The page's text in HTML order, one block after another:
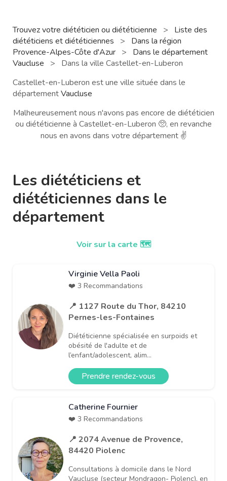
Trouvez votre diététicien ou diététicienne >
Liste des
diététiciens et diététiciennes
>
Dans la région
Provence-Alpes-Côte d'Azur >
Dans le département
Vaucluse
>
Dans la ville Castellet-en-Luberon
Castellet-en-Luberon est une ville située dans le
départementVaucluse
Malheureusement nous n'avons pas encore de diététicien
ou diététicienne à Castellet-en-Luberon 🥺, en revanche
nous en avons dans votre département ✌️
Les diététiciens et
diététiciennes dans le
département
Voir sur la carte 🗺️
Virginie Vella Paoli
❤️ 3 Recommandations
📍 1127 Route du Thor, 84210
Pernes-les-Fontaines
Diététicienne spécialisée en surpoids et
obésité de l'adulte et de
l’enfant/adolescent, alim...
Prendre rendez-vous
Catherine Fournier
❤️ 3 Recommandations
📍 2074 Avenue de Provence,
84420 Piolenc
Consultations à domicile dans le Nord
Vaucluse (secteur Mondragon- Piolenc), en